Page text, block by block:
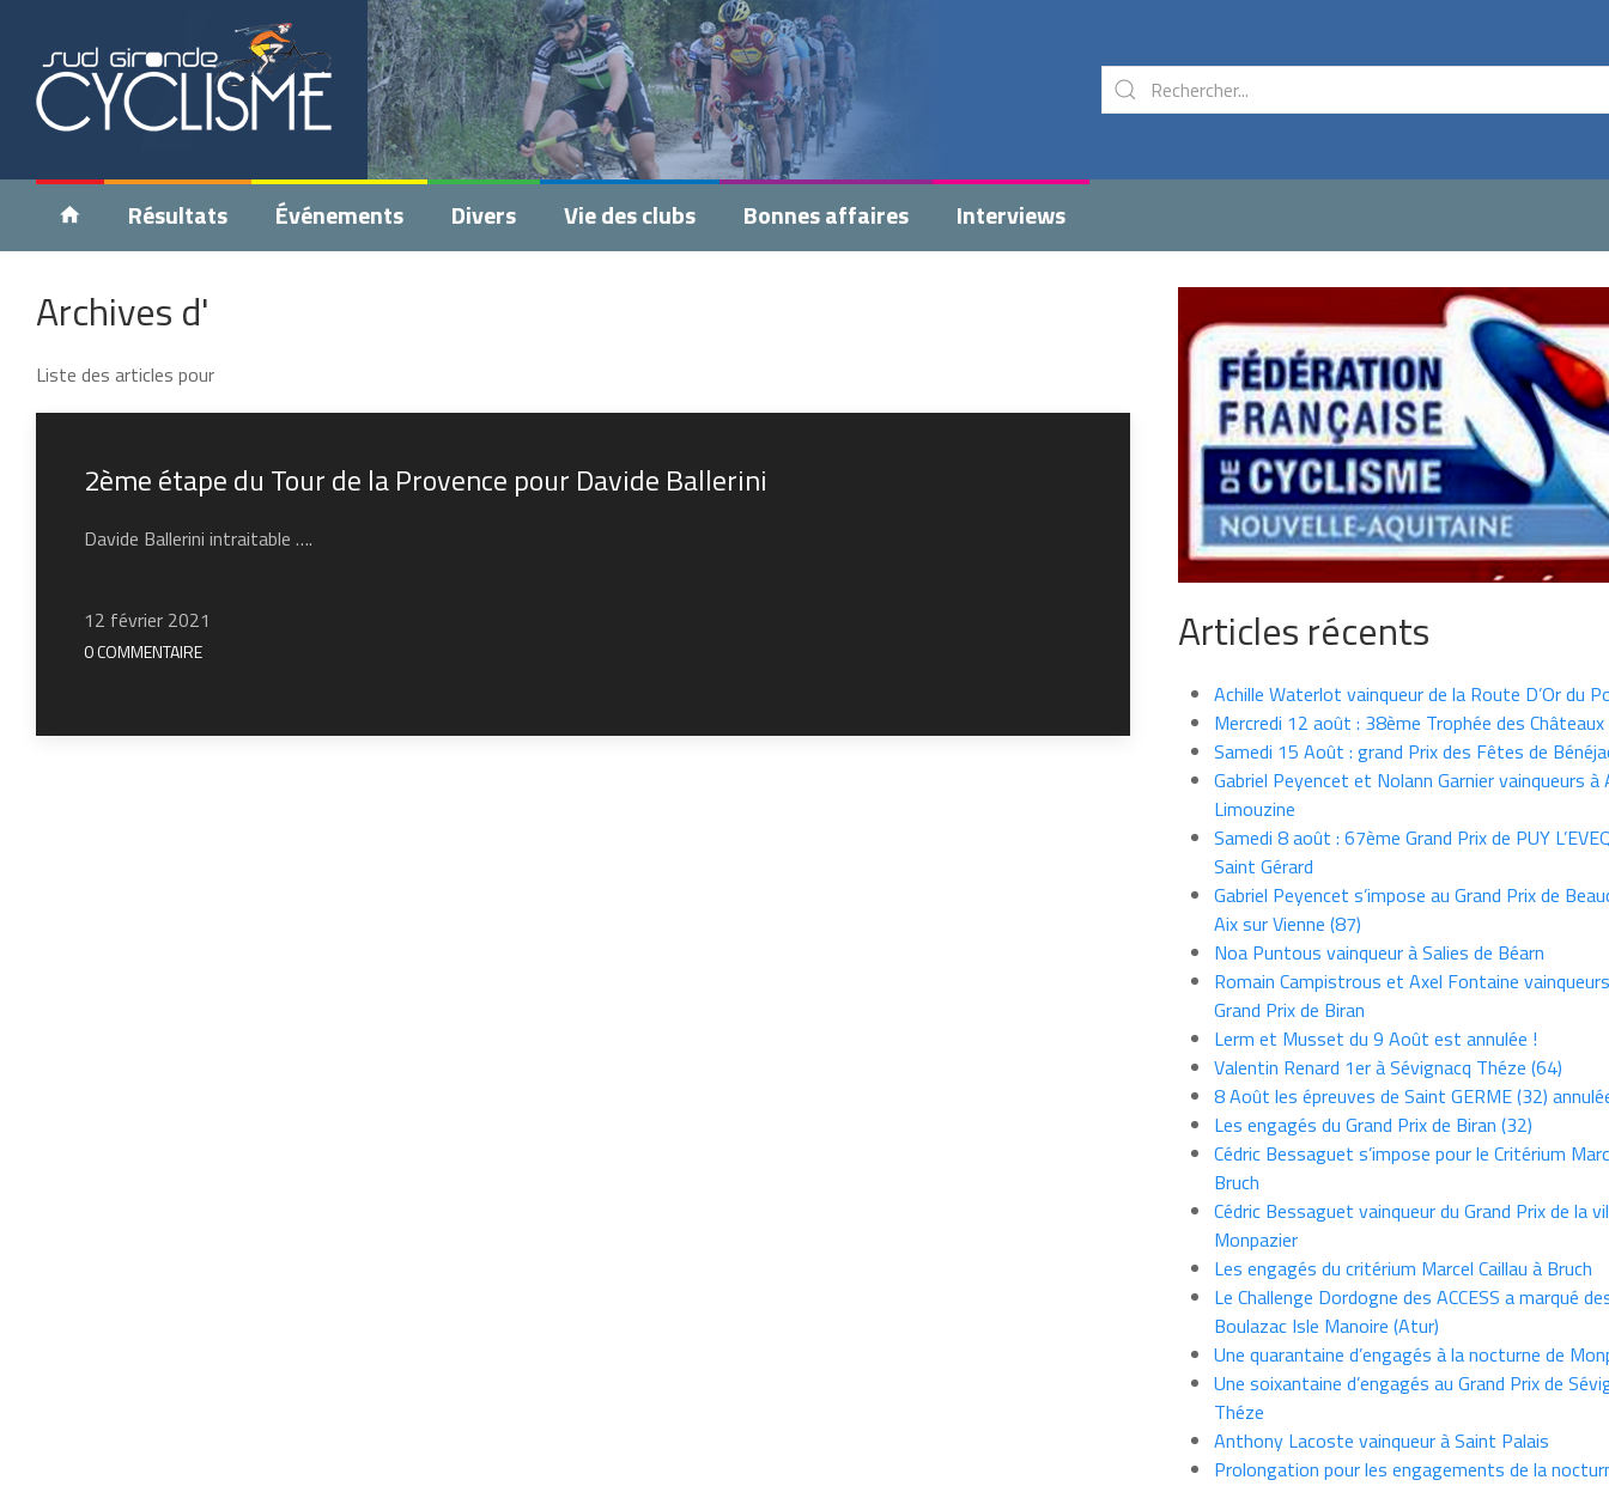
Résultats Événements Divers Vie des clubs Bonnes affaires Interviews
Archives d'
Liste des articles pour
2ème étape du Tour de la Provence pour Davide Ballerini
Davide Ballerini intraitable ….
12 février 2021
0 COMMENTAIRE Articles récents
Achille Waterlot vainqueur de la Route D’Or du
Mercredi 12 août : 38ème Trophée des Châteaux
Samedi 15 Août : grand Prix des Fêtes de
Gabriel Peyencet et Nolann Garnier vainqueurs à
Limouzine
Samedi 8 août : 67ème Grand Prix de PUY
Saint Gérard
Gabriel Peyencet s’impose au Grand Prix de
Aix sur Vienne (87)
Noa Puntous vainqueur à Salies de Béarn
Romain Campistrous et Axel Fontaine
Grand Prix de Biran
Lerm et Musset du 9 Août est annulée !
Valentin Renard 1er à Sévignacq Théze (64)
8 Août les épreuves de Saint GERME (32)
Les engagés du Grand Prix de Biran (32)
Cédric Bessaguet s’impose pour le Critérium
Bruch
Cédric Bessaguet vainqueur du Grand Prix de la
Monpazier
Les engagés du critérium Marcel Caillau à Bruch
Le Challenge Dordogne des ACCESS a marqué
Boulazac Isle Manoire (Atur)
Une quarantaine d’engagés à la nocturne de
Une soixantaine d’engagés au Grand Prix de
Théze
Anthony Lacoste vainqueur à Saint Palais
Prolongation pour les engagements de la